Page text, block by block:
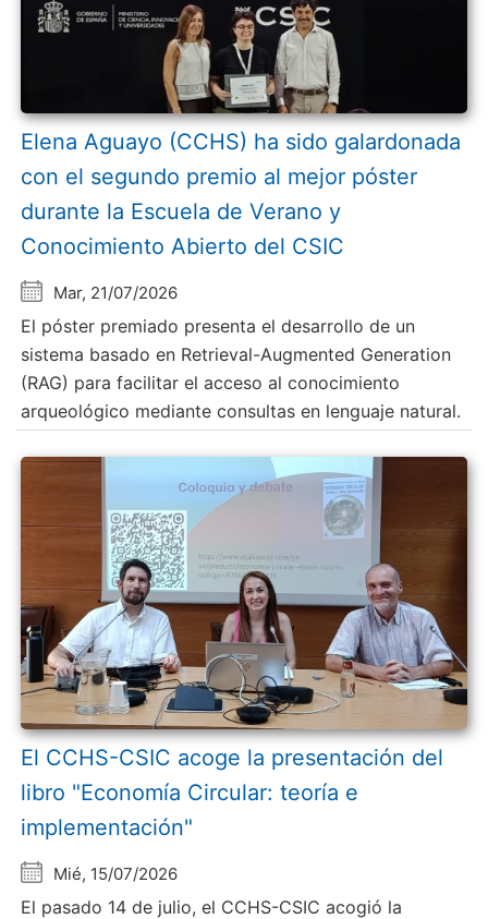
Elena Aguayo (CCHS) ha sido galardonada
con el segundo premio al mejor póster
durante la Escuela de Verano y
Conocimiento Abierto del CSIC
Mar, 21/07/2026
El póster premiado presenta el desarrollo de un
sistema basado en Retrieval-Augmented Generation
(RAG) para facilitar el acceso al conocimiento
arqueológico mediante consultas en lenguaje natural.
El CCHS-CSIC acoge la presentación del
libro "Economía Circular: teoría e
implementación"
Mié, 15/07/2026
El pasado 14 de julio, el CCHS-CSIC acogió la